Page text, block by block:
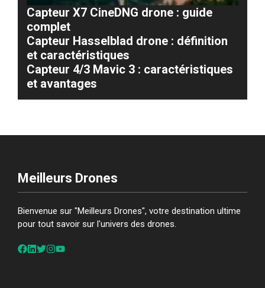
Capteur X7 CineDNG drone : guide
complet
Capteur Hasselblad drone : définition
et caractéristiques
Capteur 4/3 Mavic 3 : caractéristiques
et avantages
Meilleurs Drones
Bienvenue sur "Meilleurs Drones", votre destination ultime
pour tout savoir sur l'univers des drones.